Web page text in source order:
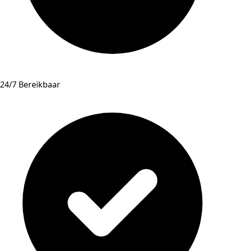
24/7 Bereikbaar